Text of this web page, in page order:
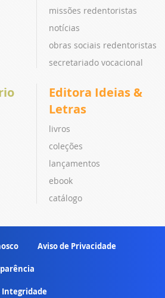
missões redentoristas
notícias
obras sociais redentoristas
secretariado vocacional
Editora Ideias &
Letras
livros
coleções
lançamentos
ebook
catálogo
Aviso de Privacidade
Integridade